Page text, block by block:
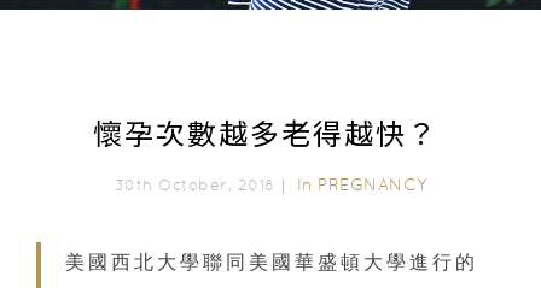
懷孕次數越多老得越快？
30th October, 2018｜ In PREGNANCY
美國西北大學聯同美國華盛頓大學進行的